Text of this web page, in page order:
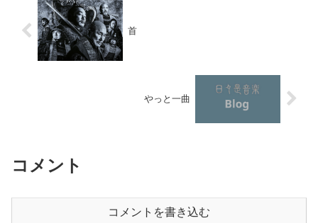
首
やっと一曲
コメント
コメントを書き込む